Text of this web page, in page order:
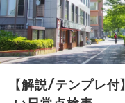
【解説/テンプレ